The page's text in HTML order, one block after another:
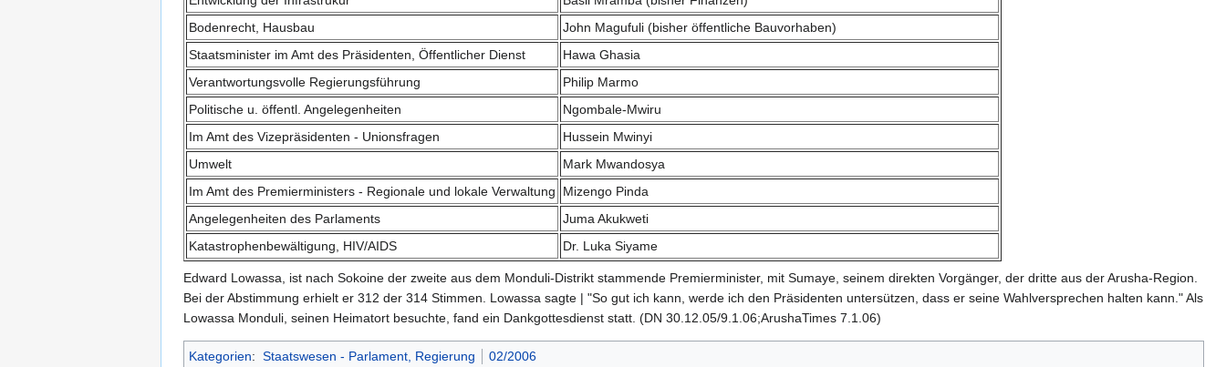
Bodenrecht, Hausbau
John Magufuli (bisher öffentliche Bauvorhaben)
Staatsminister im Amt des Präsidenten, Öffentlicher Dienst
Hawa Ghasia
Verantwortungsvolle Regierungsführung
Philip Marmo
Politische u. öffentl. Angelegenheiten
Ngombale-Mwiru
Im Amt des Vizepräsidenten - Unionsfragen
Hussein Mwinyi
Umwelt
Mark Mwandosya
Im Amt des Premierministers - Regionale und lokale Verwaltung
Mizengo Pinda
Angelegenheiten des Parlaments
Juma Akukweti
Katastrophenbewältigung, HIV/AIDS
Dr. Luka Siyame
Edward Lowassa, ist nach Sokoine der zweite aus dem Monduli-Distrikt stammende Premierminister, mit Sumaye, seinem direkten Vorgänger, der dritte aus der Arusha-Region.
Bei der Abstimmung erhielt er 312 der 314 Stimmen. Lowassa sagte | "So gut ich kann, werde ich den Präsidenten untersützen, dass er seine Wahlversprechen halten kann." Als
Lowassa Monduli, seinen Heimatort besuchte, fand ein Dankgottesdienst statt. (DN 30.12.05/9.1.06;ArushaTimes 7.1.06)
Kategorien: Staatswesen - Parlament, Regierung 02/2006